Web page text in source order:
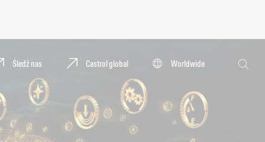
Śledź nas Castrol global
Worldwide
Wyszukaj